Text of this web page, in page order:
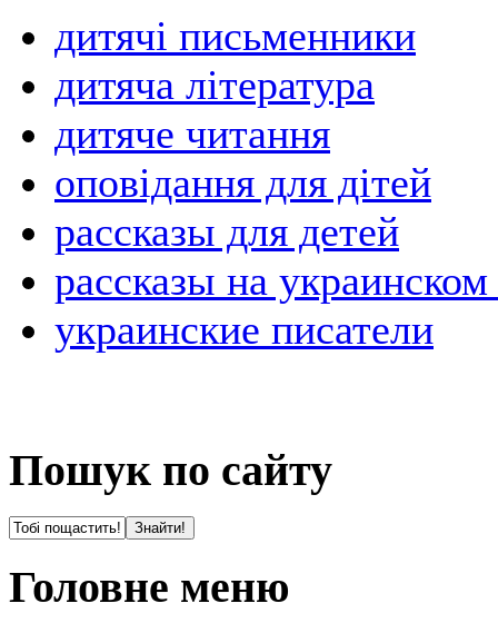
дитячі письменники
дитяча література
дитяче читання
оповідання для дітей
рассказы для детей
рассказы на
украинские писатели
Пошук по сайту
Головне меню